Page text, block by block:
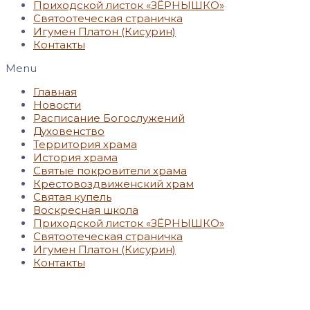
Приходской листок «ЗЁРНЫШКО»
Святоотеческая страничка
Игумен Платон (Кисурин)
Контакты
Menu
Главная
Новости
Расписание Богослужений
Духовенство
Территория храма
История храма
Святые покровители храма
Крестовоздвиженский храм
Святая купель
Воскресная школа
Приходской листок «ЗЁРНЫШКО»
Святоотеческая страничка
Игумен Платон (Кисурин)
Контакты